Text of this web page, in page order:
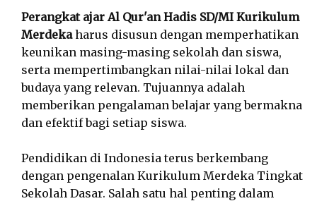
Perangkat ajar Al Qur'an Hadis SD/MI Kurikulum
Merdekaharus disusun dengan memperhatikan
keunikan masing-masing sekolah dan siswa,
serta mempertimbangkan nilai-nilai lokal dan
budaya yang relevan. Tujuannya adalah
memberikan pengalaman belajar yang bermakna
dan efektif bagi setiap siswa.
Pendidikan di Indonesia terus berkembang
dengan pengenalan Kurikulum Merdeka Tingkat
Sekolah Dasar. Salah satu hal penting dalam